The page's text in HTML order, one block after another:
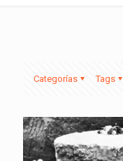
Categorías Tags